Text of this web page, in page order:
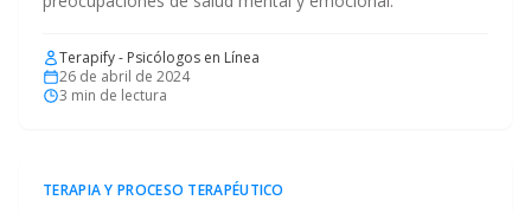
Terapify - Psicólogos en Línea
26 de abril de 2024
3 min de lectura
TERAPIA Y PROCESO TERAPÉUTICO